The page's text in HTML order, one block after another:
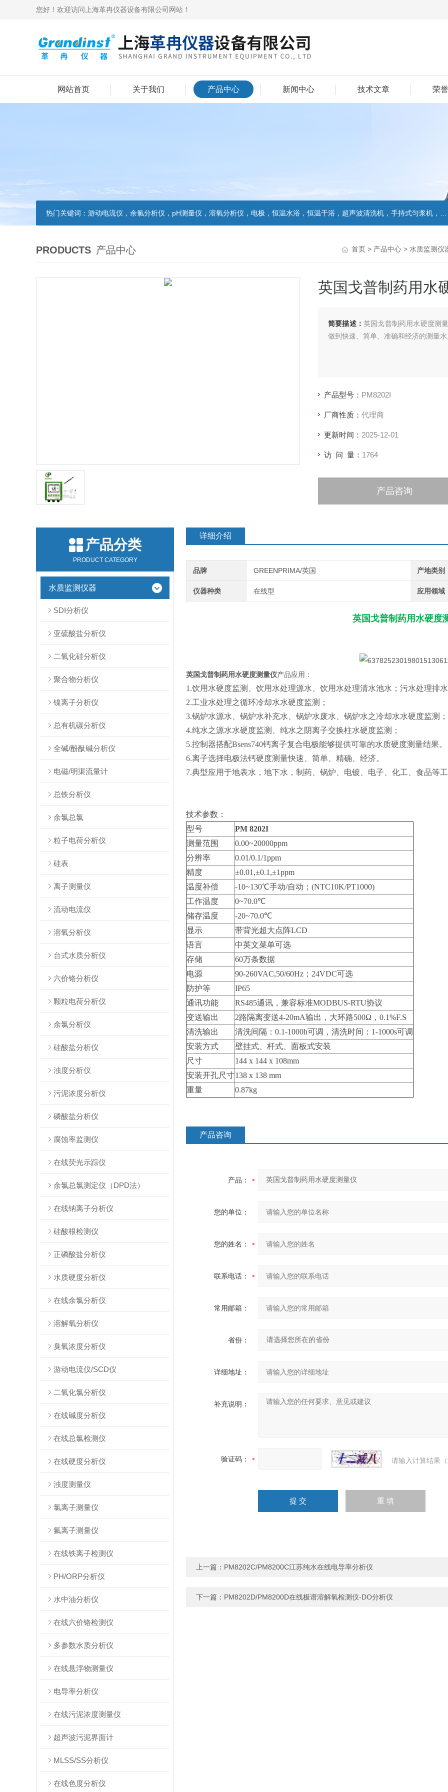
您好！欢迎访问上海革冉仪器设备有限公司网站！
网站首页 关于我们 产品中心 新闻中心 技术文章 荣
热门关键词： 游动电流仪，余氯分析仪，pH测量仪，溶氧分析仪，电极，恒温水浴，恒温干浴，超声波清洗机，手持式匀浆机，匀浆分散机,
PRODUCTS 产品中心 首页 > 产品中心 > 水质监测仪
英国戈普制药用水
简要描述： 英国戈普制药用水硬度测
做到快速、简单、准确和经济的测量
产品型号： PM8202I
厂商性质： 代理商
更新时间： 2025-12-01
访 问 量： 1764
产品咨询
产品分类
PRODUCT CATEGORY
水质监测仪器
SDI分析仪
亚硫酸盐分析仪
二氧化硅分析仪
聚合物分析仪
镍离子分析仪
总有机碳分析仪
全碱/酚酞碱分析仪
电磁/明渠流量计
总铁分析仪
余氯总氯
粒子电荷分析仪
硅表
离子测量仪
流动电流仪
溶氧分析仪
台式水质分析仪
六价铬分析仪
颗粒电荷分析仪
余氯分析仪
硅酸盐分析仪
浊度分析仪
污泥浓度分析仪
磷酸盐分析仪
腐蚀率监测仪
在线荧光示踪仪
余氯总氯测定仪（DPD法）
在线钠离子分析仪
硅酸根检测仪
正磷酸盐分析仪
水质硬度分析仪
在线余氯分析仪
溶解氧分析仪
臭氧浓度分析仪
游动电流仪/SCD仪
二氧化氯分析仪
在线碱度分析仪
在线总氯检测仪
在线硬度分析仪
浊度测量仪
氯离子测量仪
氟离子测量仪
在线铁离子检测仪
PH/ORP分析仪
水中油分析仪
在线六价铬检测仪
多参数水质分析仪
在线悬浮物测量仪
电导率分析仪
在线污泥浓度测量仪
超声波污泥界面计
MLSS/SS分析仪
在线色度分析仪
详细介绍
品牌 GREENPRIMA/英国 产地类别
仪器种类 在线型 应用领域
英国戈普制药用水硬度
英国戈普制药用水硬度测量仪产品应用：
1.饮用水硬度监测、饮用水处理源水、饮用水处理清水池水；污水处理排
2.工业水处理之循环冷却水水硬度监测；
3.锅炉水源水、锅炉水补充水、锅炉水废水、锅炉水之冷却水水硬度监测；
4.纯水之源水水硬度监测、纯水之阴离子交换柱水硬度监测；
5.控制器搭配Bsens740钙离子复合电极能够提供可靠的水质硬度测量结果。
6.离子选择电极法钙硬度测量快速、简单、精确、经济。
7.典型应用于地表水，地下水，制药、锅炉、电镀、电子、化工、食品等
技术参数：
型号
PM 8202I
测量范围
0.00~20000ppm
分辨率
0.01/0.1/1ppm
精度
±0.01,±0.1,±1ppm
温度补偿
-10~130℃手动/自动；(NTC10K/PT1000)
工作温度
0~70.0℃
储存温度
-20~70.0℃
显示
带背光超大点阵LCD
语言
中英文菜单可选
存储
60万条数据
电源
90-260VAC,50/60Hz；24VDC可选
防护等
IP65
通讯功能
RS485通讯，兼容标准MODBUS-RTU协议
变送输出
2路隔离变送4-20mA输出，大环路500Ω，0.1%F.S
清洗输出
清洗间隔：0.1-1000h可调，清洗时间：1-1000s可调
安装方式
壁挂式、杆式、面板式安装
尺寸
144 x 144 x 108mm
安装开孔尺寸138 x 138 mm
重量
0.87kg
产品咨询
产品：
您的单位：
您的姓名：
联系电话：
常用邮箱：
省份：
详细地址：
补充说明：
验证码： 请输入计算结果
上一篇： PM8202C/PM8200C江苏纯水在线电导率分析仪
下一篇： PM8202D/PM8200D在线极谱溶解氧检测仪-DO分析仪